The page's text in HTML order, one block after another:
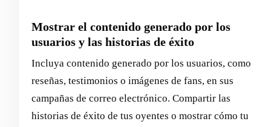
Mostrar el contenido generado por los
usuarios y las historias de éxito
Incluya contenido generado por los usuarios, como
reseñas, testimonios o imágenes de fans, en sus
campañas de correo electrónico. Compartir las
historias de éxito de tus oyentes o mostrar cómo tu